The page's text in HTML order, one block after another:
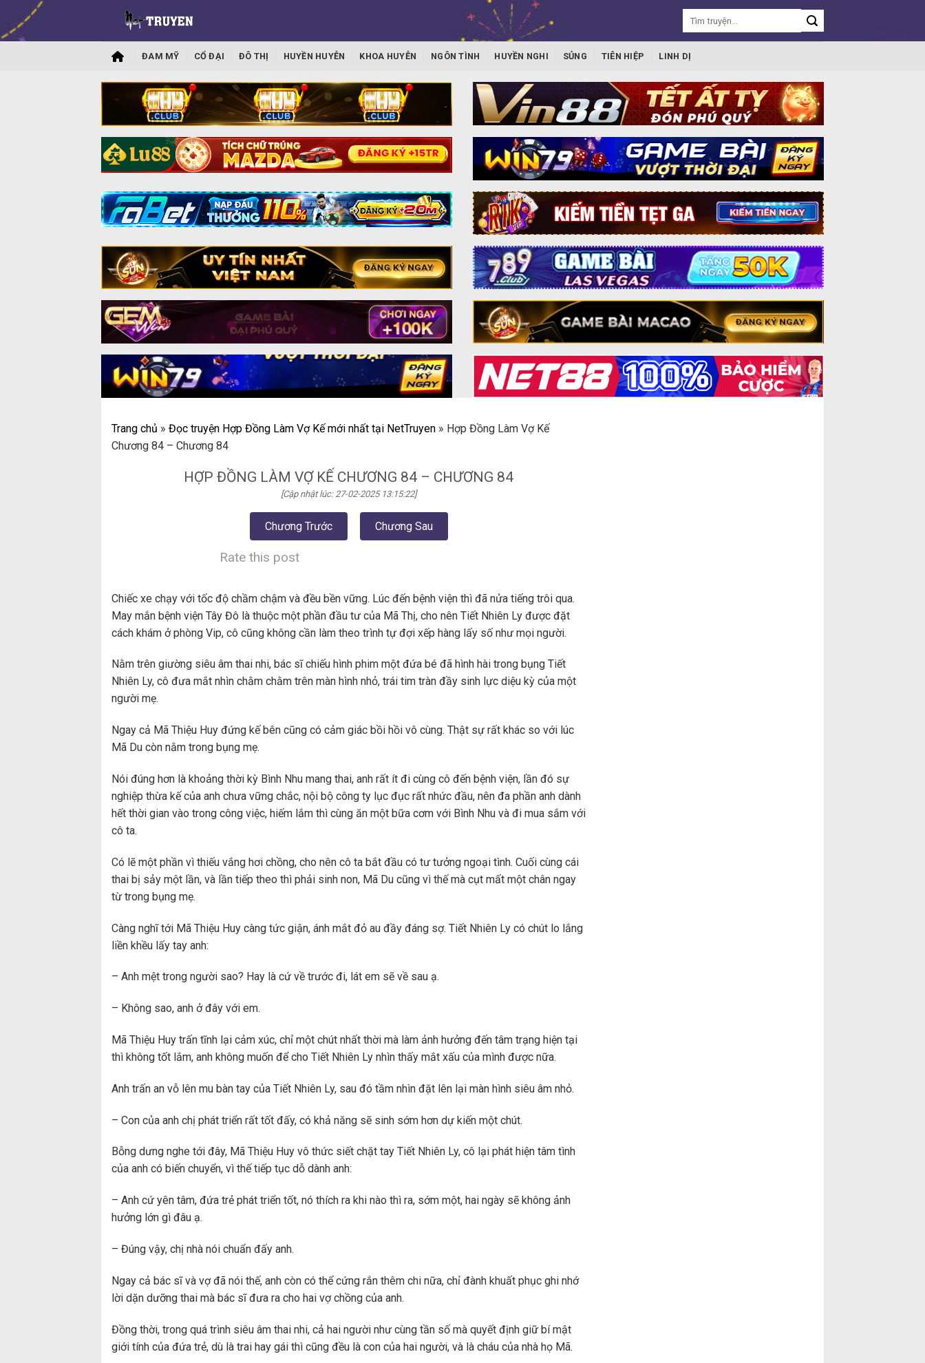
ĐAM MỸ CỔ ĐẠI ĐÔ THỊ HUYỀN HUYỄN KHOA HUYỄN NGÔN TÌNH HUYỀN NGHI SỦNG TIÊN HIỆP LINH DỊ
Trang chủ » Đọc truyện Hợp Đồng Làm Vợ Kế mới nhất tại NetTruyen » Hợp Đồng Làm Vợ Kế
Chương 84 – Chương 84
HỢP ĐỒNG LÀM VỢ KẾ CHƯƠNG 84 – CHƯƠNG 84
[Cập nhật lúc: 27-02-2025 13:15:22]
Chương Trước Chương Sau
Rate this post
Chiếc xe chạy với tốc độ chầm chậm và đều bền vững. Lúc đến bệnh viện thì đã nửa tiếng trôi qua.
May mắn bệnh viện Tây Đô là thuộc một phần đầu tư của Mã Thị, cho nên Tiết Nhiên Ly được đặt
cách khám ở phòng Vip, cô cũng không cần làm theo trình tự đợi xếp hàng lấy số như mọi người.
Nằm trên giường siêu âm thai nhi, bác sĩ chiếu hình phim một đứa bé đã hình hài trong bụng Tiết
Nhiên Ly, cô đưa mắt nhìn chằm chằm trên màn hình nhỏ, trái tim tràn đầy sinh lực diệu kỳ của một
người mẹ.
Ngay cả Mã Thiệu Huy đứng kế bên cũng có cảm giác bồi hồi vô cùng. Thật sự rất khác so với lúc
Mã Du còn nằm trong bụng mẹ.
Nói đúng hơn là khoảng thời kỳ Bình Nhu mang thai, anh rất ít đi cùng cô đến bệnh viện, lần đó sự
nghiệp thừa kế của anh chưa vững chắc, nội bộ công ty lục đục rất nhức đầu, nên đa phần anh dành
hết thời gian vào trong công việc, hiếm lắm thì cùng ăn một bữa cơm với Bình Nhu và đi mua sắm với
cô ta.
Có lẽ một phần vì thiếu vắng hơi chồng, cho nên cô ta bắt đầu có tư tưởng ngoại tình. Cuối cùng cái
thai bị sảy một lần, và lần tiếp theo thì phải sinh non, Mã Du cũng vì thế mà cụt mất một chân ngay
từ trong bụng mẹ.
Càng nghĩ tới Mã Thiệu Huy càng tức giận, ánh mắt đỏ au đầy đáng sợ. Tiết Nhiên Ly có chút lo lắng
liền khều lấy tay anh:
– Anh mệt trong người sao? Hay là cứ về trước đi, lát em sẽ về sau ạ.
– Không sao, anh ở đây với em.
Mã Thiệu Huy trấn tĩnh lại cảm xúc, chỉ một chút nhất thời mà làm ảnh hưởng đến tâm trạng hiện tại
thì không tốt lắm, anh không muốn để cho Tiết Nhiên Ly nhìn thấy mắt xấu của mình được nữa.
Anh trấn an vỗ lên mu bàn tay của Tiết Nhiên Ly, sau đó tầm nhìn đặt lên lại màn hình siêu âm nhỏ.
– Con của anh chị phát triển rất tốt đấy, có khả năng sẽ sinh sớm hơn dự kiến một chút.
Bỗng dưng nghe tới đây, Mã Thiệu Huy vô thức siết chặt tay Tiết Nhiên Ly, cô lại phát hiện tâm tình
của anh có biến chuyển, vì thế tiếp tục dỗ dành anh:
– Anh cứ yên tâm, đứa trẻ phát triển tốt, nó thích ra khi nào thì ra, sớm một, hai ngày sẽ không ảnh
hưởng lớn gì đâu ạ.
– Đúng vậy, chị nhà nói chuẩn đấy anh.
Ngay cả bác sĩ và vợ đã nói thế, anh còn có thể cứng rắn thêm chi nữa, chỉ đành khuất phục ghi nhớ
lời dặn dưỡng thai mà bác sĩ đưa ra cho hai vợ chồng của anh.
Đồng thời, trong quá trình siêu âm thai nhi, cả hai người như cùng tần số mà quyết định giữ bí mật
giới tính của đứa trẻ, dù là trai hay gái thì cũng đều là con của hai người, và là cháu của nhà họ Mã.